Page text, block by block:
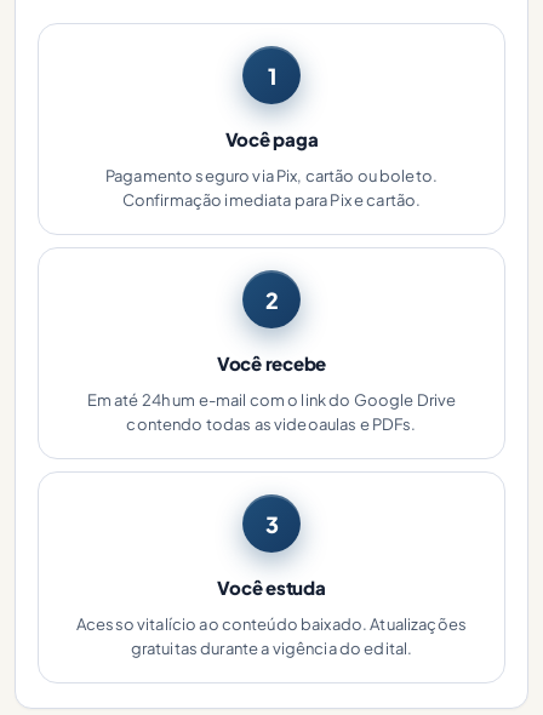
1
Você paga
Pagamento seguro via Pix, cartão ou boleto.
Confirmação imediata para Pix e cartão.
2
Você recebe
Em até 24h um e-mail com o link do Google Drive
contendo todas as videoaulas e PDFs.
3
Você estuda
Acesso vitalício ao conteúdo baixado. Atualizações
gratuitas durante a vigência do edital.